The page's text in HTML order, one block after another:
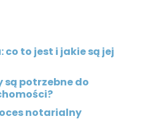
co to jest i jakie są jej
potrzebne do
notarialny